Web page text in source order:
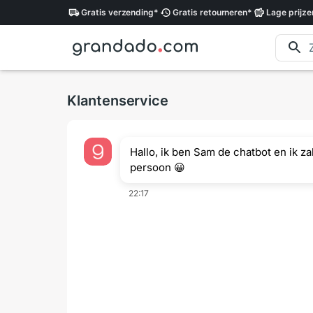
Gratis verzending* Gratis retourneren* Lage
Klantenservice